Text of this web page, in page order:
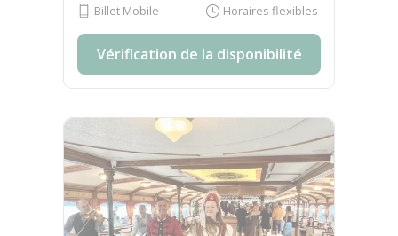
Billet Mobile
Horaires flexibles
Vérification de la disponibilité